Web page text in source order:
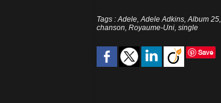
Tags :Adele,Adele Adkins,Album 25,
chanson, Royaume-Uni, single
Save